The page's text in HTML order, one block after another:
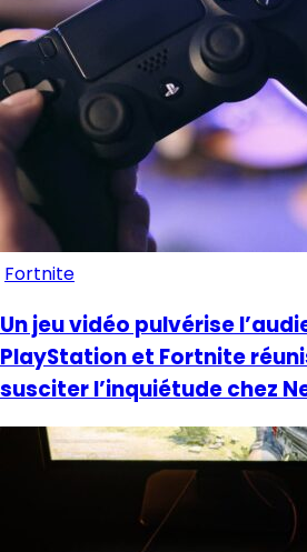
Fortnite
Un jeu vidéo pulvérise
PlayStation et Fortnite
susciter l’inquiétude chez